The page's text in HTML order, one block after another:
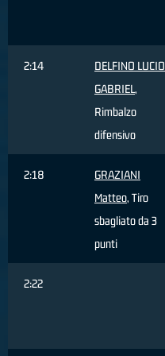
2:14
DELFINO LUCIO
GABRIEL,
Rimbalzo
difensivo
2:18
GRAZIANI
Matteo, Tiro
sbagliato da 3
punti
2:22